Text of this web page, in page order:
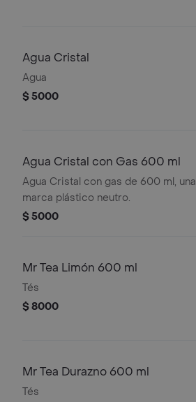
Agua Cristal
Agua
$ 5000
Agua Cristal con Gas 600 ml
Agua Cristal con gas de 600 ml, una
marca plástico neutro.
$ 5000
Mr Tea Limón 600 ml
Tés
$ 8000
Mr Tea Durazno 600 ml
Tés